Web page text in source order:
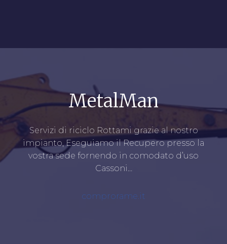
MetalMan
Servizi di riciclo Rottami grazie al nostro
impianto, Eseguiamo il Recupero presso la
vostra sede fornendo in comodato d’uso
Cassoni…
comprorame.it